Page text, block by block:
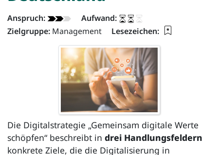
Dokument - Info:
Anspruch:
Aufwand:
Zielgruppe: Management Lesezeichen:
Die Digitalstrategie „Gemeinsam digitale Werte
schöpfen“ beschreibt in drei Handlungsfeldern
konkrete Ziele, die die Digitalisierung in